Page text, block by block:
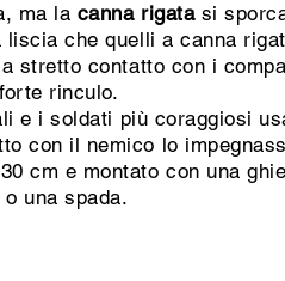
ma la canna rigatasi
che quelli a canna
stretto contatto con i
rinculo.
e i soldati più coraggiosi
con il nemico lo
cm e montato con una
una spada.